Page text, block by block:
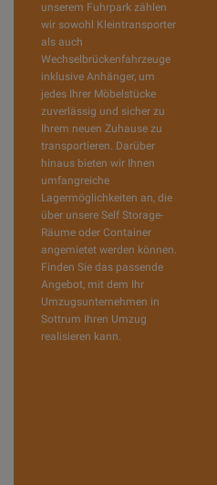
unserem Fuhrpark zählen
wir sowohl Kleintransporter
als auch
Wechselbrückenfahrzeuge
inklusive Anhänger, um
jedes Ihrer Möbelstücke
zuverlässig und sicher zu
Ihrem neuen Zuhause zu
transportieren. Darüber
hinaus bieten wir Ihnen
umfangreiche
Lagermöglichkeiten an, die
über unsere Self Storage-
Räume oder Container
angemietet werden können.
Finden Sie das passende
Angebot, mit dem Ihr
Umzugsunternehmen in
Sottrum Ihren Umzug
realisieren kann.